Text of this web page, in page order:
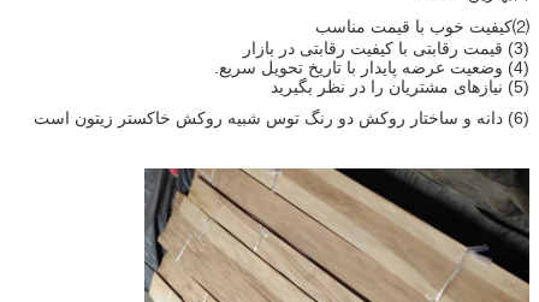
⑵کیفیت خوب با قیمت مناسب
(3) قیمت رقابتی با کیفیت رقابتی در بازار
(4) وضعیت عرضه پایدار با تاریخ تحویل سریع.
(5) نیازهای مشتریان را در نظر بگیرید
(6) دانه و ساختار روکش دو رنگ توس شبیه روکش خاکستر زیتون است